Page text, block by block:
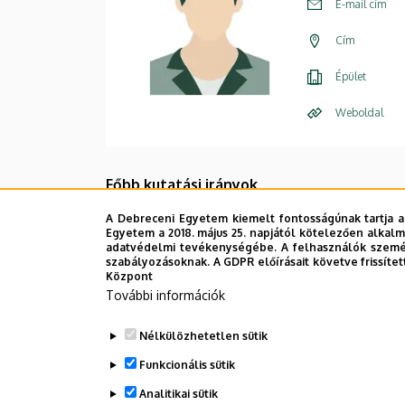
E-mail cím
Cím
Épület
Weboldal
Főbb kutatási irányok
differenciálgeometria,
számítógéppel támogatott
Legutóbbi frissítés: 2023. 03. 17. 12:46
A Debreceni Egyetem kiemelt fontosságúnak
Egyetem a 2018. május 25. napjától kötelezően
adatvédelmi tevékenységébe. A felhasználók
szabályozásoknak. A GDPR előírásait követve
Központ
További információk
Nélkülözhetetlen sütik
Funkcionális sütik
Analitikai sütik